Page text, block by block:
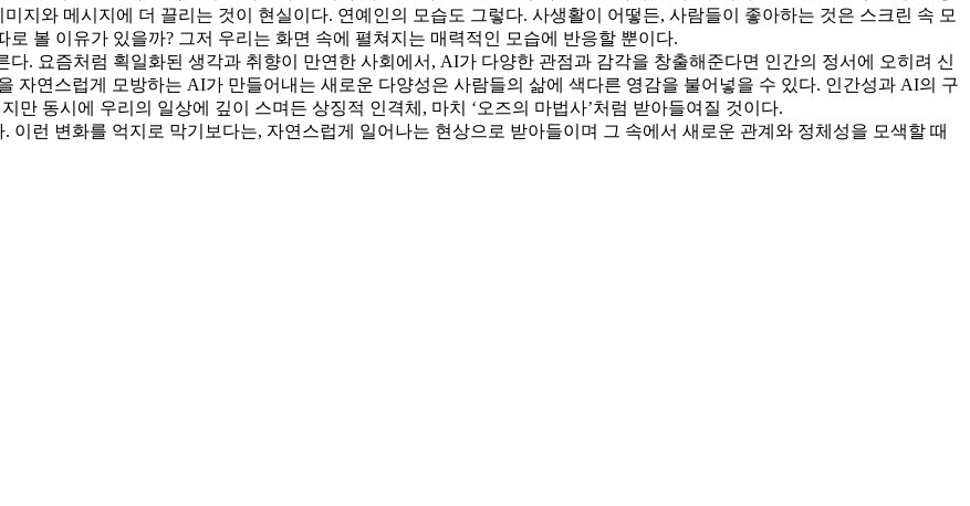
지와 메시지에 더 끌리는 것이 현실이다. 연예인의 모습도 그렇다. 사생활이 어떻든, 사람들이 좋아하는 것은 스크린 속 모
볼 이유가 있을까? 그저 우리는 화면 속에 펼쳐지는 매력적인 모습에 반응할 뿐이다.
. 요즘처럼 획일화된 생각과 취향이 만연한 사회에서, AI가 다양한 관점과 감각을 창출해준다면 인간의 정서에 오히려 신
자연스럽게 모방하는 AI가 만들어내는 새로운 다양성은 사람들의 삶에 색다른 영감을 불어넣을 수 있다. 인간성과 AI의 구
만 동시에 우리의 일상에 깊이 스며든 상징적 인격체, 마치 ‘오즈의 마법사’처럼 받아들여질 것이다.
런 변화를 억지로 막기보다는, 자연스럽게 일어나는 현상으로 받아들이며 그 속에서 새로운 관계와 정체성을 모색할 때